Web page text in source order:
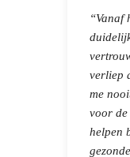
“Vanaf
verliep
me
voor de
helpen